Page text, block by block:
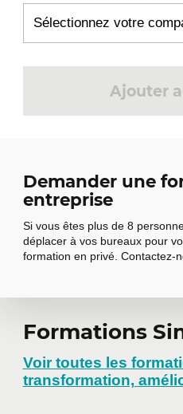
Ajouter
Demander une
entreprise
Si vous êtes plus de 8
déplacer à vos bureaux pour
formation en privé. Contactez-
formation
Formations
Voir toutes les
transformation,